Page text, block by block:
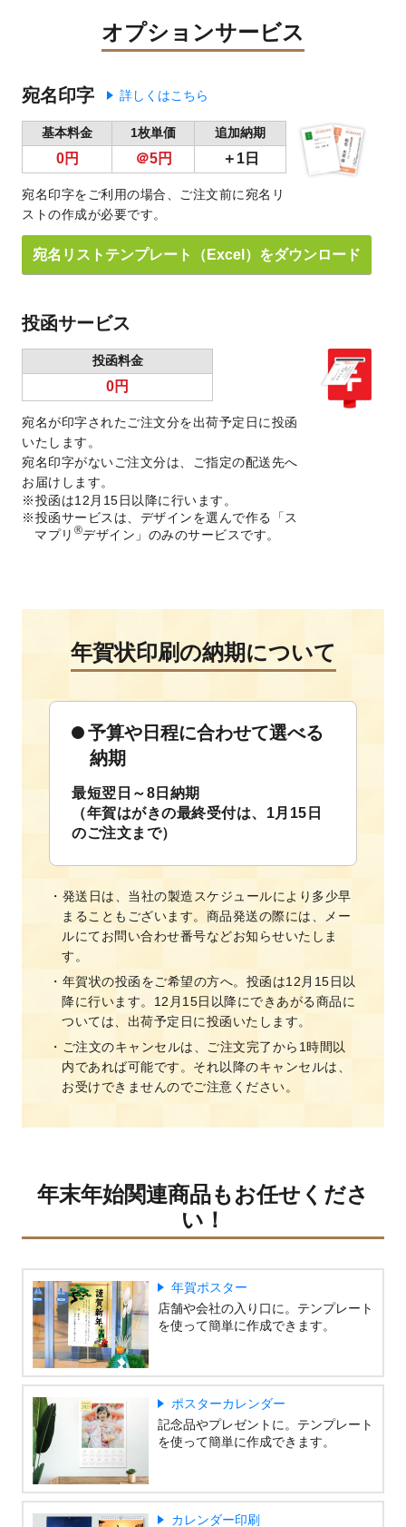
オプションサービス
宛名印字 詳しくはこちら
基本料金 1枚単価 追加納期
0円 ＠5円 ＋1日
宛名印字をご利用の場合、ご注文前に宛名リ
ストの作成が必要です。
宛名リストテンプレート（Excel）をダウンロード
投函サービス
投函料金
0円
宛名が印字されたご注文分を出荷予定日に投函
いたします。
宛名印字がないご注文分は、ご指定の配送先へ
お届けします。
投函は12月15日以降に行います。
投函サービスは、デザインを選んで作る「ス
マプリ ®デザイン」のみのサービスです。
年賀状印刷の納期について
予算や日程に合わせて選べる
納期
最短翌日～8日納期
（年賀はがきの最終受付は、1月15日
のご注文まで）
発送日は、当社の製造スケジュールにより多少早
まることもございます。商品発送の際には、メー
ルにてお問い合わせ番号などお知らせいたしま
す。
年賀状の投函をご希望の方へ。投函は12月15日以
降に行います。12月15日以降にできあがる商品に
ついては、出荷予定日に投函いたします。
ご注文のキャンセルは、ご注文完了から1時間以
内であれば可能です。それ以降のキャンセルは、
お受けできませんのでご注意ください。
年末年始関連商品もお任せくださ
い！
年賀ポスター
店舗や会社の入り口に。テンプレート
を使って簡単に作成できます。
ポスターカレンダー
記念品やプレゼントに。テンプレート
を使って簡単に作成できます。
カレンダー印刷